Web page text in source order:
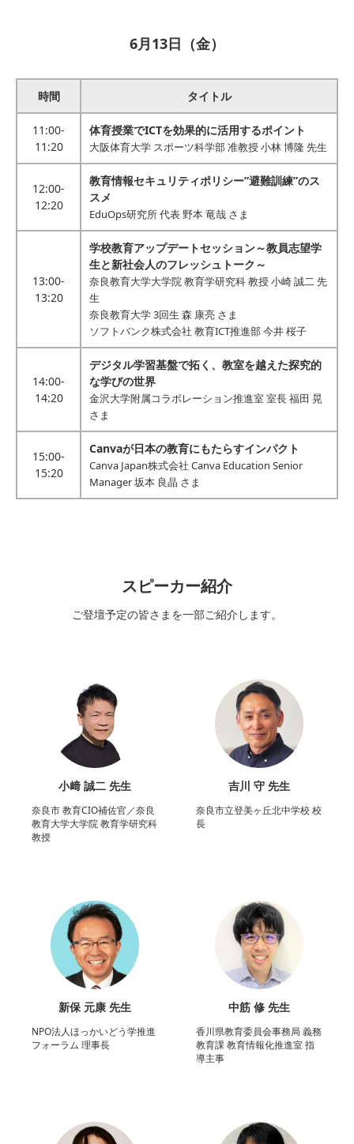
6月13日（金）
時間 タイトル
11:00-
11:20
体育授業でICTを効果的に活用するポイント
大阪体育大学 スポーツ科学部 准教授 小林 博隆 先生
12:00-
12:20
教育情報セキュリティポリシー”避難訓練”のス
スメ
EduOps研究所 代表 野本 竜哉 さま
13:00-
13:20
学校教育アップデートセッション～教員志望学
生と新社会人のフレッシュトーク～
奈良教育大学大学院 教育学研究科 教授 小崎 誠二 先
生
奈良教育大学 3回生 森 康亮 さま
ソフトバンク株式会社 教育ICT推進部 今井 桜子
14:00-
14:20
デジタル学習基盤で拓く、教室を越えた探究的
な学びの世界
金沢大学附属コラボレーション推進室 室長 福田 晃
さま
15:00-
15:20
Canvaが日本の教育にもたらすインパクト
Canva Japan株式会社 Canva Education Senior
Manager 坂本 良晶 さま
スピーカー紹介
ご登壇予定の皆さまを一部ご紹介します。
小﨑 誠二 先生
奈良市 教育CIO補佐官／奈良
教育大学大学院 教育学研究科
教授
吉川 守 先生
奈良市立登美ヶ丘北中学校 校
長
新保 元康 先生
NPO法人ほっかいどう学推進
フォーラム 理事長
中筋 修 先生
香川県教育委員会事務局 義務
教育課 教育情報化推進室 指
導主事